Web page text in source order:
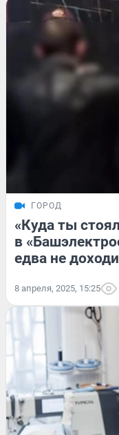
ГОРОД
«Куда ты
в
едва не
8 апреля, 2025, 15:25